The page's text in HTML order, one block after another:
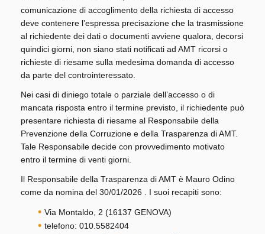
comunicazione di accoglimento della richiesta di accesso
deve contenere l’espressa precisazione che la trasmissione
al richiedente dei dati o documenti avviene qualora, decorsi
quindici giorni, non siano stati notificati ad AMT ricorsi o
richieste di riesame sulla medesima domanda di accesso
da parte del controinteressato.
Nei casi di diniego totale o parziale dell’accesso o di
mancata risposta entro il termine previsto, il richiedente può
presentare richiesta di riesame al Responsabile della
Prevenzione della Corruzione e della Trasparenza di AMT.
Tale Responsabile decide con provvedimento motivato
entro il termine di venti giorni.
Il Responsabile della Trasparenza di AMT è Mauro Odino
come da nomina del 30/01/2026 . I suoi recapiti sono:
Via Montaldo, 2 (16137 GENOVA)
telefono: 010.5582404